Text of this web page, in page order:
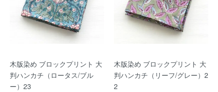
木版染め ブロックプリント 大
判ハンカチ（ロータス/ブル
ー）23
木版染め ブロックプリント 大
判ハンカチ（リーフ/グレー）2
2